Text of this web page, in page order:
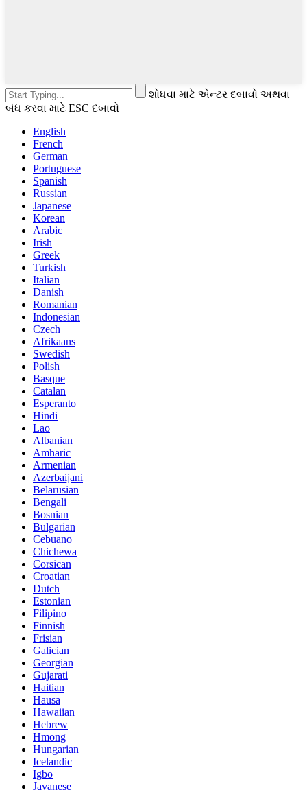
શોધવા માટે એન્ટર દબાવો અથવા
બંધ કરવા માટે ESC દબાવો
English
French
German
Portuguese
Spanish
Russian
Japanese
Korean
Arabic
Irish
Greek
Turkish
Italian
Danish
Romanian
Indonesian
Czech
Afrikaans
Swedish
Polish
Basque
Catalan
Esperanto
Hindi
Lao
Albanian
Amharic
Armenian
Azerbaijani
Belarusian
Bengali
Bosnian
Bulgarian
Cebuano
Chichewa
Corsican
Croatian
Dutch
Estonian
Filipino
Finnish
Frisian
Galician
Georgian
Gujarati
Haitian
Hausa
Hawaiian
Hebrew
Hmong
Hungarian
Icelandic
Igbo
Javanese